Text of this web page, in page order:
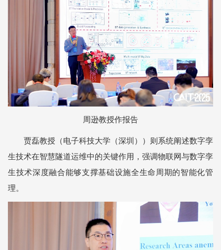
周逊教授作报告
贾磊教授（电子科技大学（深圳））则系统阐述数字孪
生技术在智慧隧道运维中的关键作用，强调物联网与数字孪
生技术深度融合能够支撑基础设施全生命周期的智能化管
理。